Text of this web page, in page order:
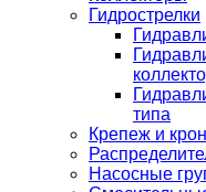
Гидрострелки
типа
Крепеж и
Насосные